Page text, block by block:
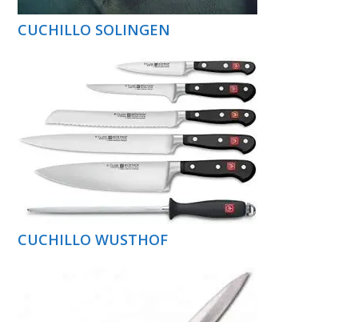
CUCHILLO SOLINGEN
CUCHILLO WUSTHOF